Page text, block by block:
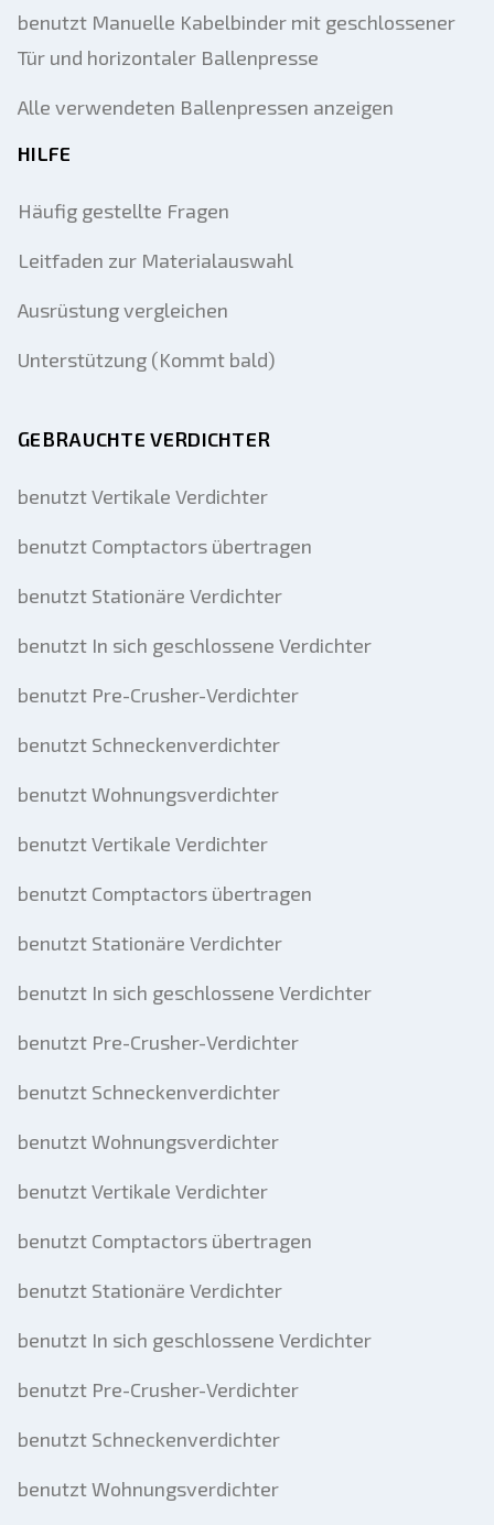
benutzt Manuelle Kabelbinder mit geschlossener
Tür und horizontaler Ballenpresse
Alle verwendeten Ballenpressen anzeigen
HILFE
Häufig gestellte Fragen
Leitfaden zur Materialauswahl
Ausrüstung vergleichen
Unterstützung (Kommt bald)
GEBRAUCHTE VERDICHTER
benutzt Vertikale Verdichter
benutzt Comptactors übertragen
benutzt Stationäre Verdichter
benutzt In sich geschlossene Verdichter
benutzt Pre-Crusher-Verdichter
benutzt Schneckenverdichter
benutzt Wohnungsverdichter
benutzt Vertikale Verdichter
benutzt Comptactors übertragen
benutzt Stationäre Verdichter
benutzt In sich geschlossene Verdichter
benutzt Pre-Crusher-Verdichter
benutzt Schneckenverdichter
benutzt Wohnungsverdichter
benutzt Vertikale Verdichter
benutzt Comptactors übertragen
benutzt Stationäre Verdichter
benutzt In sich geschlossene Verdichter
benutzt Pre-Crusher-Verdichter
benutzt Schneckenverdichter
benutzt Wohnungsverdichter